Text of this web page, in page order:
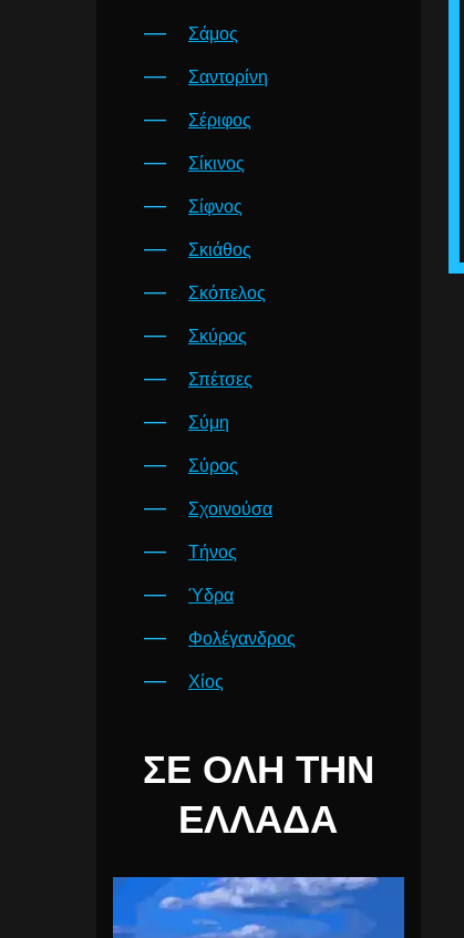
Σάμος
Σαντορίνη
Σέριφος
Σίκινος
Σίφνος
Σκιάθος
Σκόπελος
Σκύρος
Σπέτσες
Σύμη
Σύρος
Σχοινούσα
Τήνος
Ύδρα
Φολέγανδρος
Χίος
ΣΕ ΌΛΗ ΤΗΝ
ΕΛΛΆΔΑ